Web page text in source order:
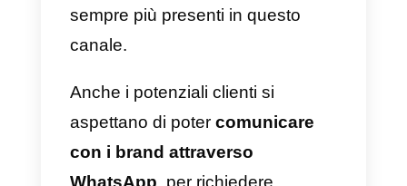
messaggistica istantanea, ed in
particolare la preponderanza di
WhatsApp, ha notevolmente
cambiato il modo di vendere
parte delle aziende, che sono